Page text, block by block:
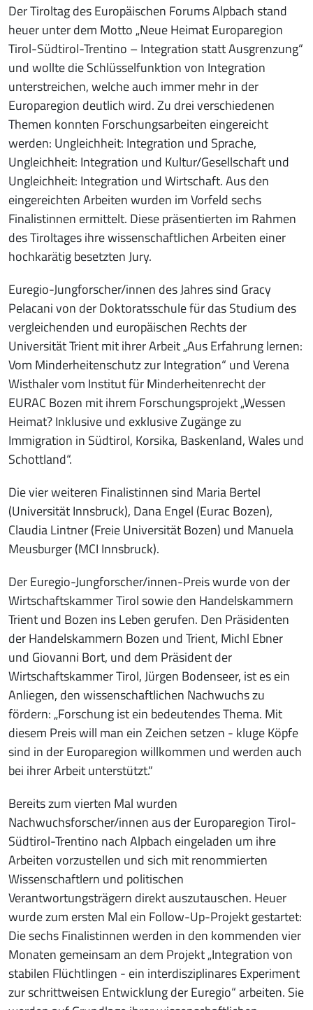
Der Tiroltag des Europäischen Forums Alpbach stand
heuer unter dem Motto „Neue Heimat Europaregion
Tirol-Südtirol-Trentino – Integration statt Ausgrenzung“
und wollte die Schlüsselfunktion von Integration
unterstreichen, welche auch immer mehr in der
Europaregion deutlich wird. Zu drei verschiedenen
Themen konnten Forschungsarbeiten eingereicht
werden: Ungleichheit: Integration und Sprache,
Ungleichheit: Integration und Kultur/Gesellschaft und
Ungleichheit: Integration und Wirtschaft. Aus den
eingereichten Arbeiten wurden im Vorfeld sechs
Finalistinnen ermittelt. Diese präsentierten im Rahmen
des Tiroltages ihre wissenschaftlichen Arbeiten einer
hochkarätig besetzten Jury.
Euregio-Jungforscher/innen des Jahres sind Gracy
Pelacani von der Doktoratsschule für das Studium des
vergleichenden und europäischen Rechts der
Universität Trient mit ihrer Arbeit „Aus Erfahrung lernen:
Vom Minderheitenschutz zur Integration“ und Verena
Wisthaler vom Institut für Minderheitenrecht der
EURAC Bozen mit ihrem Forschungsprojekt „Wessen
Heimat? Inklusive und exklusive Zugänge zu
Immigration in Südtirol, Korsika, Baskenland, Wales und
Schottland“.
Die vier weiteren Finalistinnen sind Maria Bertel
(Universität Innsbruck), Dana Engel (Eurac Bozen),
Claudia Lintner (Freie Universität Bozen) und Manuela
Meusburger (MCI Innsbruck).
Der Euregio-Jungforscher/innen-Preis wurde von der
Wirtschaftskammer Tirol sowie den Handelskammern
Trient und Bozen ins Leben gerufen. Den Präsidenten
der Handelskammern Bozen und Trient, Michl Ebner
und Giovanni Bort, und dem Präsident der
Wirtschaftskammer Tirol, Jürgen Bodenseer, ist es ein
Anliegen, den wissenschaftlichen Nachwuchs zu
fördern: „Forschung ist ein bedeutendes Thema. Mit
diesem Preis will man ein Zeichen setzen - kluge Köpfe
sind in der Europaregion willkommen und werden auch
bei ihrer Arbeit unterstützt.“
Bereits zum vierten Mal wurden
Nachwuchsforscher/innen aus der Europaregion Tirol-
Südtirol-Trentino nach Alpbach eingeladen um ihre
Arbeiten vorzustellen und sich mit renommierten
Wissenschaftlern und politischen
Verantwortungsträgern direkt auszutauschen. Heuer
wurde zum ersten Mal ein Follow-Up-Projekt gestartet:
Die sechs Finalistinnen werden in den kommenden vier
Monaten gemeinsam an dem Projekt „Integration von
stabilen Flüchtlingen - ein interdisziplinares Experiment
zur schrittweisen Entwicklung der Euregio“ arbeiten. Sie